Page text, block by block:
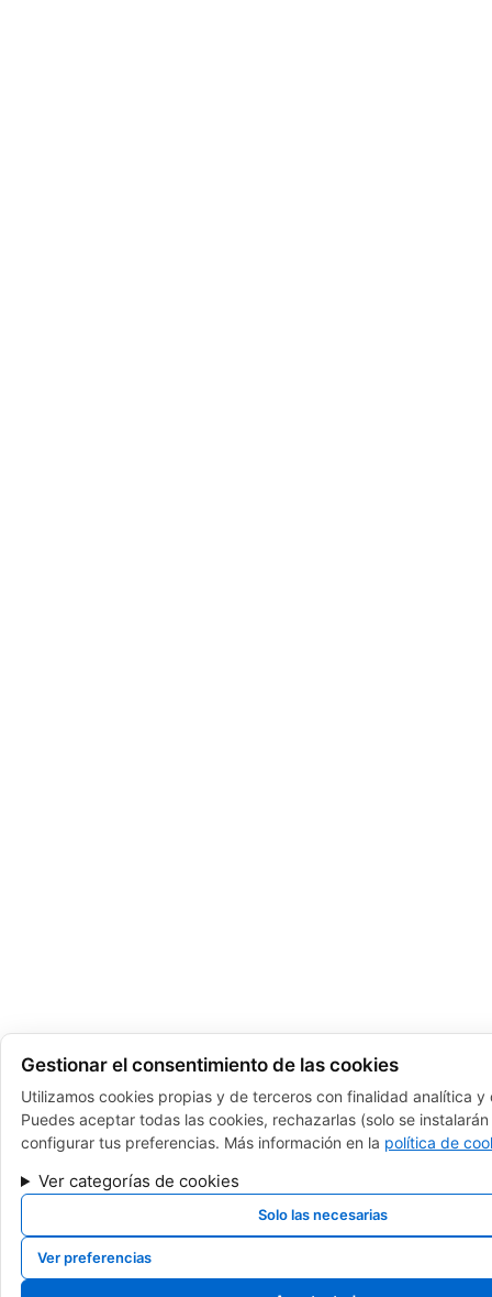
Gestionar el consentimiento de las cookies
Utilizamos cookies propias y de terceros con finalidad analítica y
Puedes aceptar todas las cookies, rechazarlas (solo se
configurar tus preferencias. Más información en la política de
Ver categorías de cookies
Solo las necesarias
Ver preferencias